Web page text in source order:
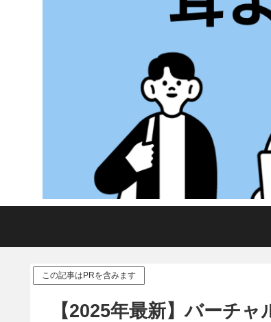
この記事はPRを含みます
【2025年最新】バーチ